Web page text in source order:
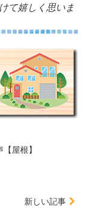
て嬉しく思いま
屋根】
新しい記事